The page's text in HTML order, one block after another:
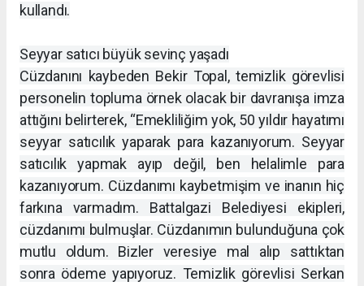
kullandı.
Seyyar satıcı büyük sevinç yaşadı
Cüzdanını kaybeden Bekir Topal, temizlik görevlisi
personelin topluma örnek olacak bir davranışa imza
attığını belirterek, “Emekliliğim yok, 50 yıldır hayatımı
seyyar satıcılık yaparak para kazanıyorum. Seyyar
satıcılık yapmak ayıp değil, ben helalimle para
kazanıyorum. Cüzdanımı kaybetmişim ve inanın hiç
farkına varmadım. Battalgazi Belediyesi ekipleri,
cüzdanımı bulmuşlar. Cüzdanımın bulunduğuna çok
mutlu oldum. Bizler veresiye mal alıp sattıktan
sonra ödeme yapıyoruz. Temizlik görevlisi Serkan